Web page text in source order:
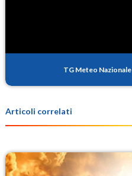
TG Meteo Nazionale
Articoli correlati